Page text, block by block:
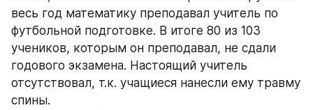
весь год математику преподавал учитель по
футбольной подготовке. В итоге 80 из 103
учеников, которым он преподавал, не сдали
годового экзамена. Настоящий учитель
отсутствовал, т.к. учащиеся нанесли ему травму
спины.